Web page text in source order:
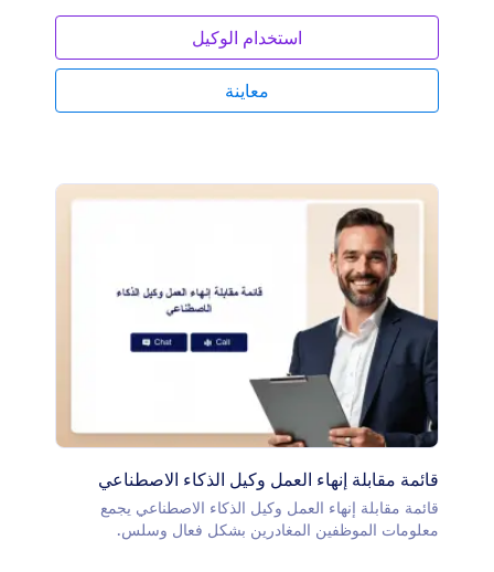
استخدام الوكيل
معاينة
قائمة مقابلة إنهاء العمل وكيل الذكاء الاصطناعي
قائمة مقابلة إنهاء العمل وكيل الذكاء الاصطناعي يجمع
معلومات الموظفين المغادرين بشكل فعال وسلس.